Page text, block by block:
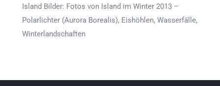
Island Bilder: Fotos von Island im Winter 2013 –
Polarlichter (Aurora Borealis), Eishöhlen, Wasserfälle,
Winterlandschaften